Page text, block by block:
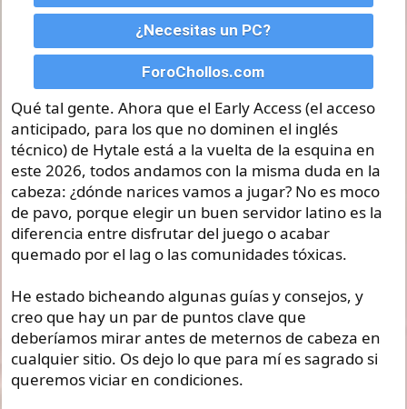
¿Necesitas un PC?
ForoChollos.com
Qué tal gente. Ahora que el Early Access (el acceso
anticipado, para los que no dominen el inglés
técnico) de Hytale está a la vuelta de la esquina en
este 2026, todos andamos con la misma duda en la
cabeza: ¿dónde narices vamos a jugar? No es moco
de pavo, porque elegir un buen servidor latino es la
diferencia entre disfrutar del juego o acabar
quemado por el lag o las comunidades tóxicas.
He estado bicheando algunas guías y consejos, y
creo que hay un par de puntos clave que
deberíamos mirar antes de meternos de cabeza en
cualquier sitio. Os dejo lo que para mí es sagrado si
queremos viciar en condiciones.